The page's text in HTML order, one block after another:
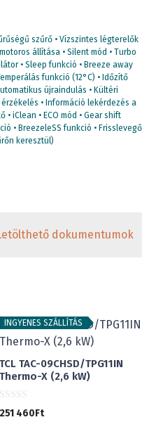
szűrő • Vízszintes légterelők
állítása • Silent mód • Turbo
• Sleep funkció • Breeze away
funkció (12°C) • Időzítő
újraindulás • Kültéri
• Információ lekérdezés a
iClean • ECO mód • Gear shift
• BreezeleSS funkció • Frisslevegő
keresztül)
dokumentumok
INGYENES SZÁLLÍTÁS
TCL TAC-09CHSD/TPG11IN
Thermo-X (2,6 kW)
0
a
251 460Ft